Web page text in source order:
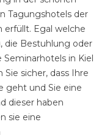
Tagungshotels der
erfüllt. Egal welche
die Bestuhlung oder
in Kiel
sicher, dass Ihre
geht und Sie eine
dieser haben
sie eine